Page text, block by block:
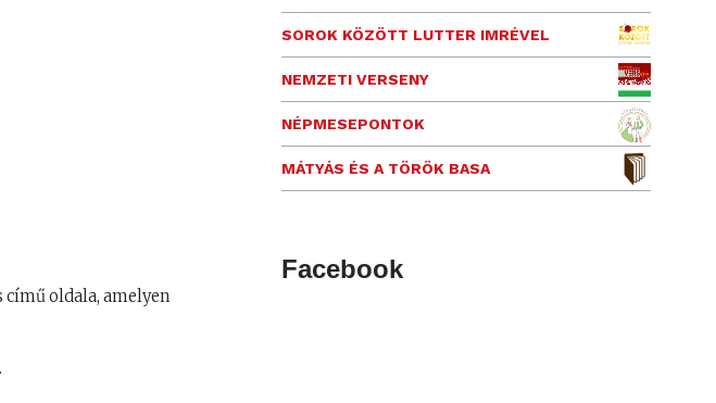
oldala, amelyen
SOROK KÖZÖTT LUTTER IMRÉVEL
NEMZETI VERSENY
NÉPMESEPONTOK
MÁTYÁS ÉS A TÖRÖK BASA
Facebook